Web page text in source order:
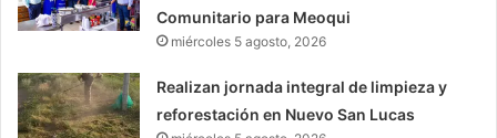
Comunitario para Meoqui
miércoles 5 agosto, 2026
Realizan jornada integral de limpieza y
reforestación en Nuevo San Lucas